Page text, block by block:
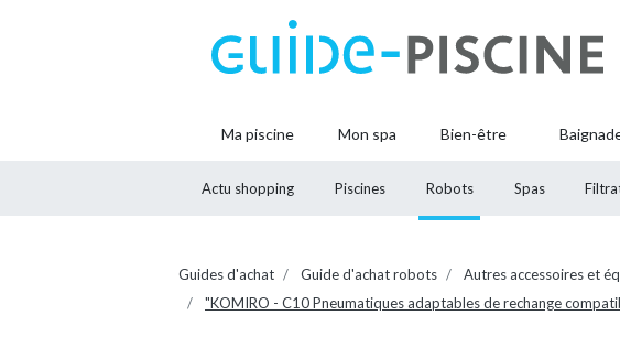
Ma piscine Mon spa Bien-être
Actu shopping Piscines Robots Spas
Guides d'achat Guide d'achat robots
Autres accessoires et
"KOMIRO - C10 Pneumatiques adaptables de rechange